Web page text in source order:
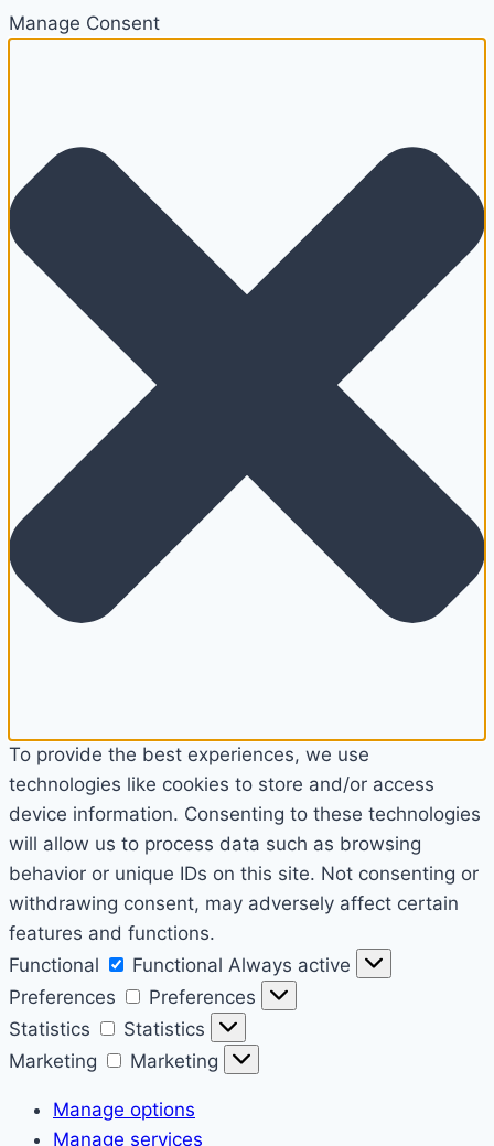
Manage Consent
To provide the best experiences, we use
technologies like cookies to store and/or access
device information. Consenting to these technologies
will allow us to process data such as browsing
behavior or unique IDs on this site. Not consenting or
withdrawing consent, may adversely affect certain
features and functions.
Functional
Functional Always active
Preferences
Preferences
Statistics
Statistics
Marketing
Marketing
Manage options
Manage services